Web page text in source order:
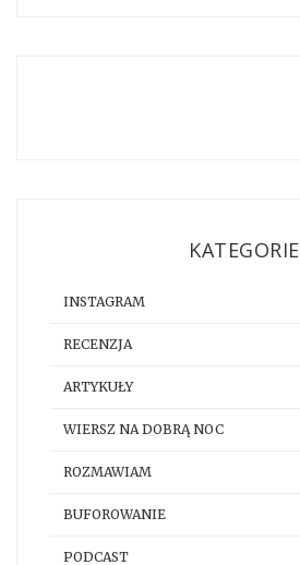
KATEGORIE
INSTAGRAM
RECENZJA
ARTYKUŁY
WIERSZ NA DOBRĄ NOC
ROZMAWIAM
BUFOROWANIE
PODCAST